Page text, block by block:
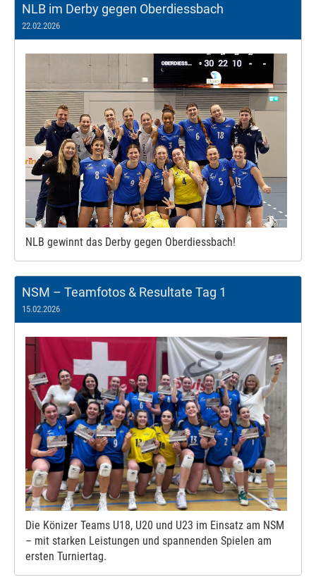
NLB im Derby gegen Oberdiessbach
22.02.2026
NLB gewinnt das Derby gegen Oberdiessbach!
NSM – Teamfotos & Resultate Tag 1
15.02.2026
Die Könizer Teams U18, U20 und U23 im Einsatz am NSM
– mit starken Leistungen und spannenden Spielen am
ersten Turniertag.